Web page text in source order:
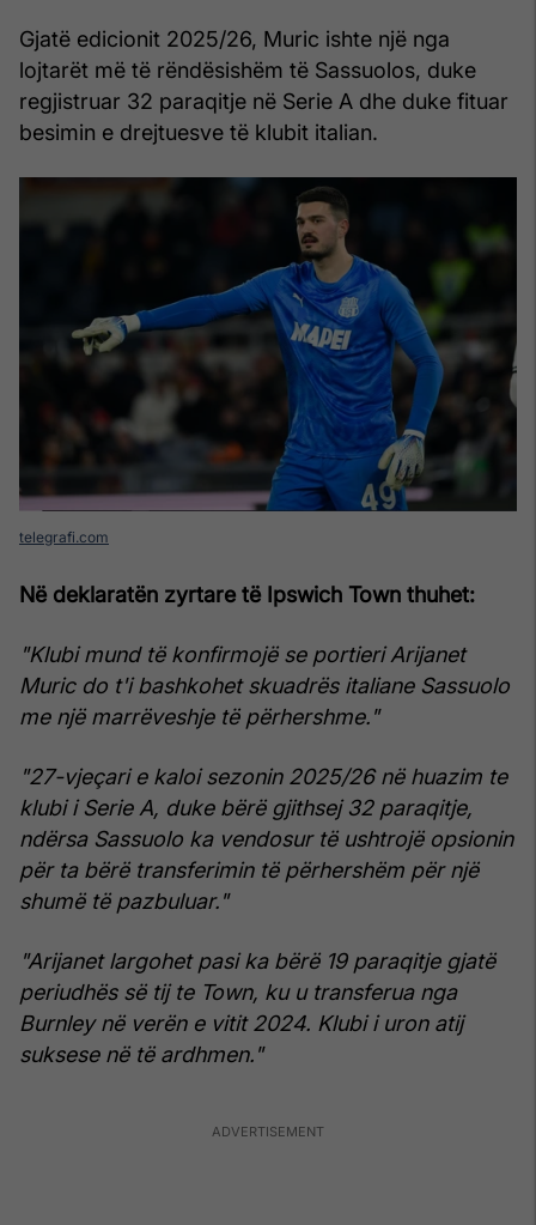
Gjatë edicionit 2025/26, Muric ishte një nga
lojtarët më të rëndësishëm të Sassuolos, duke
regjistruar 32 paraqitje në Serie A dhe duke fituar
besimin e drejtuesve të klubit italian.
telegrafi.com
Në deklaratën zyrtare të Ipswich Town thuhet:
"Klubi mund të konfirmojë se portieri Arijanet
Muric do t'i bashkohet skuadrës italiane Sassuolo
me një marrëveshje të përhershme."
"27-vjeçari e kaloi sezonin 2025/26 në huazim te
klubi i Serie A, duke bërë gjithsej 32 paraqitje,
ndërsa Sassuolo ka vendosur të ushtrojë opsionin
për ta bërë transferimin të përhershëm për një
shumë të pazbuluar."
"Arijanet largohet pasi ka bërë 19 paraqitje gjatë
periudhës së tij te Town, ku u transferua nga
Burnley në verën e vitit 2024. Klubi i uron atij
suksese në të ardhmen."